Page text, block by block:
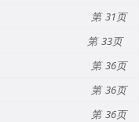
31
33
36
36
36